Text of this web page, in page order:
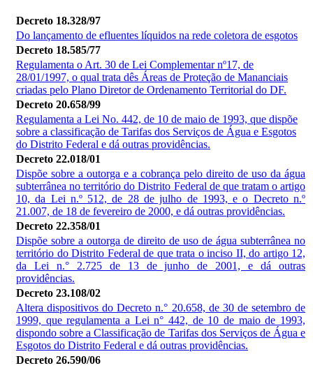
Decreto 18.328/97
Do lançamento de efluentes líquidos na rede coletora de esgotos
Decreto 18.585/77
Regulamenta o Art. 30 de Lei Complementar nº17, de
28/01/1997, o qual trata dês Áreas de Proteção de Mananciais
criadas pelo Plano Diretor de Ordenamento Territorial do DF.
Decreto 20.658/99
Regulamenta a Lei No. 442, de 10 de maio de 1993, que dispõe
sobre a classificação de Tarifas dos Serviços de Água e Esgotos
do Distrito Federal e dá outras providências.
Decreto 22.018/01
Dispõe sobre a outorga e a cobrança pelo direito de uso da água
subterrânea no território do Distrito Federal de que tratam o artigo
10, da Lei n.º 512, de 28 de julho de 1993, e o Decreto n.º
21.007, de 18 de fevereiro de 2000, e dá outras providências.
Decreto 22.358/01
Dispõe sobre a outorga de direito de uso de água subterrânea no
território do Distrito Federal de que trata o inciso II, do artigo 12,
da Lei n.° 2.725 de 13 de junho de 2001, e dá outras
providências.
Decreto 23.108/02
Altera dispositivos do Decreto n.° 20.658, de 30 de setembro de
1999, que regulamenta a Lei n° 442, de 10 de maio de 1993,
dispondo sobre a Classificação de Tarifas dos Serviços de Água e
Esgotos do Distrito Federal e dá outras providências.
Decreto 26.590/06